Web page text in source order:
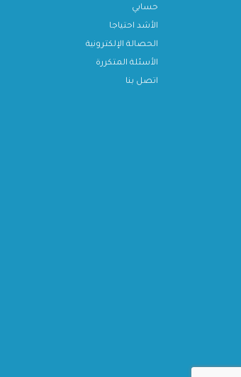
حسابي
الأشد احتياجا
الحصالة الإلكترونية
الأسئلة المتكررة
اتصل بنا